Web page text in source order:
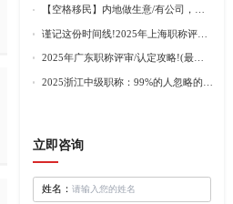
【空格移民】内地做生意/有公司，学历不高怎么办理香港身份?
立即咨询
姓名：